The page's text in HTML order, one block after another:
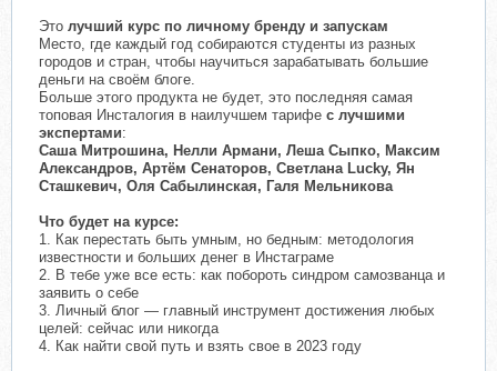
Это лучший курс по личному бренду и запускам
Место, где каждый год собираются студенты из разных
городов и стран, чтобы научиться зарабатывать большие
деньги на своём блоге.
Больше этого продукта не будет, это последняя самая
топовая Инсталогия в наилучшем тарифе с лучшими
экспертами:
Саша Митрошина, Нелли Армани, Леша Сыпко, Максим
Александров, Артём Сенаторов, Светлана Lucky, Ян
Сташкевич, Оля Сабылинская, Галя Мельникова
Что будет на курсе:
1. Как перестать быть умным, но бедным: методология
известности и больших денег в Инстаграме
2. В тебе уже все есть: как побороть синдром самозванца и
заявить о себе
3. Личный блог — главный инструмент достижения любых
целей: сейчас или никогда
4. Как найти свой путь и взять свое в 2023 году